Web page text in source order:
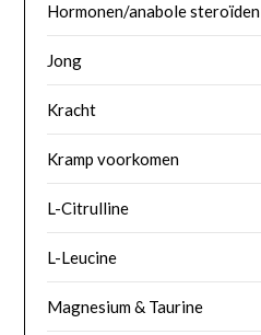
Hormonen/anabole steroïden
Jong
Kracht
Kramp voorkomen
L-Citrulline
L-Leucine
Magnesium & Taurine